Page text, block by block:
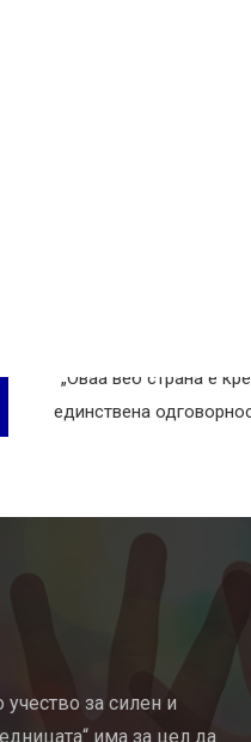
„Оваа веб страна е
единствена
за силен и
има за цел да